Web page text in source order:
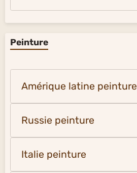
Peinture
Amérique latine peinture
Russie peinture
Italie peinture